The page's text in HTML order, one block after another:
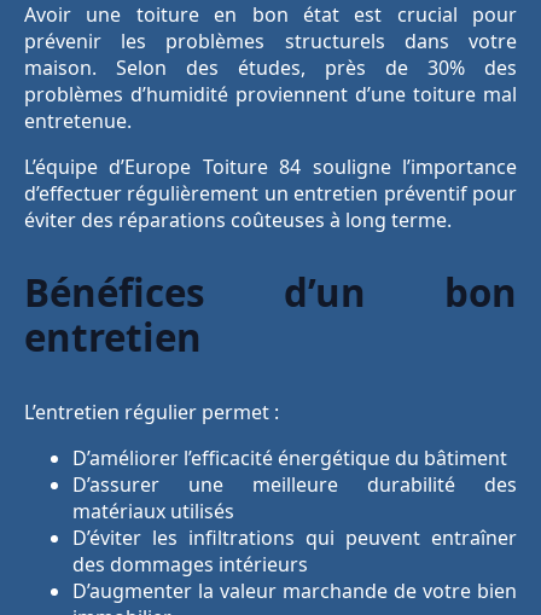
Avoir une toiture en bon état est crucial pour
prévenir les problèmes structurels dans votre
maison. Selon des études, près de 30% des
problèmes d’humidité proviennent d’une toiture mal
entretenue.
L’équipe d’Europe Toiture 84 souligne l’importance
d’effectuer régulièrement un entretien préventif pour
éviter des réparations coûteuses à long terme.
Bénéfices d’un bon
entretien
L’entretien régulier permet :
D’améliorer l’efficacité énergétique du bâtiment
D’assurer une meilleure durabilité des
matériaux utilisés
D’éviter les infiltrations qui peuvent entraîner
des dommages intérieurs
D’augmenter la valeur marchande de votre bien